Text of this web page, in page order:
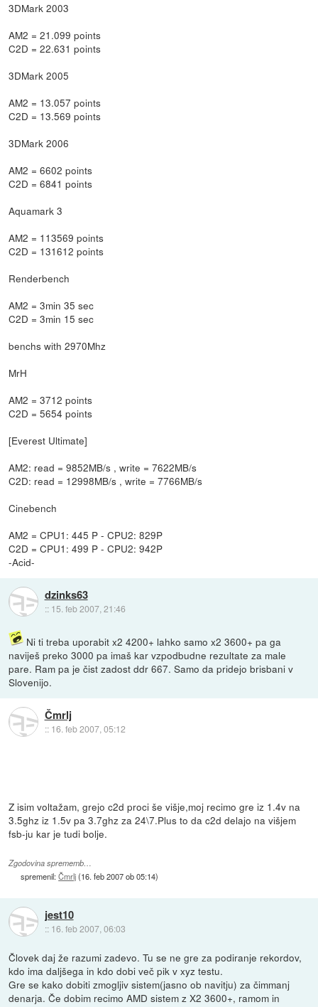
3DMark 2003
AM2 = 21.099 points
C2D = 22.631 points
3DMark 2005
AM2 = 13.057 points
C2D = 13.569 points
3DMark 2006
AM2 = 6602 points
C2D = 6841 points
Aquamark 3
AM2 = 113569 points
C2D = 131612 points
Renderbench
AM2 = 3min 35 sec
C2D = 3min 15 sec
benchs with 2970Mhz
MrH
AM2 = 3712 points
C2D = 5654 points
[Everest Ultimate]
AM2: read = 9852MB/s , write = 7622MB/s
C2D: read = 12998MB/s , write = 7766MB/s
Cinebench
AM2 = CPU1: 445 P - CPU2: 829P
C2D = CPU1: 499 P - CPU2: 942P
-Acid-
dzinks63
:: 15. feb 2007, 21:46
Ni ti treba uporabit x2 4200+ lahko samo x2 3600+ pa ga
naviješ preko 3000 pa imaš kar vzpodbudne rezultate za male
pare. Ram pa je čist zadost ddr 667. Samo da pridejo brisbani v
Slovenijo.
Čmrlj
:: 16. feb 2007, 05:12
Z isim voltažam, grejo c2d proci še višje,moj recimo gre iz 1.4v na
3.5ghz iz 1.5v pa 3.7ghz za 24\7.Plus to da c2d delajo na višjem
fsb-ju kar je tudi bolje.
Zgodovina sprememb…
spremenil:Čmrlj(16. feb 2007 ob 05:14)
jest10
:: 16. feb 2007, 06:03
Človek daj že razumi zadevo. Tu se ne gre za podiranje rekordov,
kdo ima daljšega in kdo dobi več pik v xyz testu.
Gre se kako dobiti zmogljiv sistem(jasno ob navitju) za čimmanj
denarja. Če dobim recimo AMD sistem z X2 3600+, ramom in